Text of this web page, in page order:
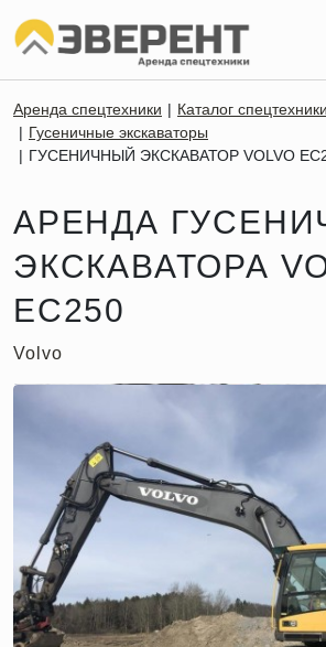
Аренда спецтехники Каталог спецтехники
Гусеничные экскаваторы
ГУСЕНИЧНЫЙ ЭКСКАВАТОР VOLVO
АРЕНДА
ЭКСКАВАТОРА
EC250
Volvo